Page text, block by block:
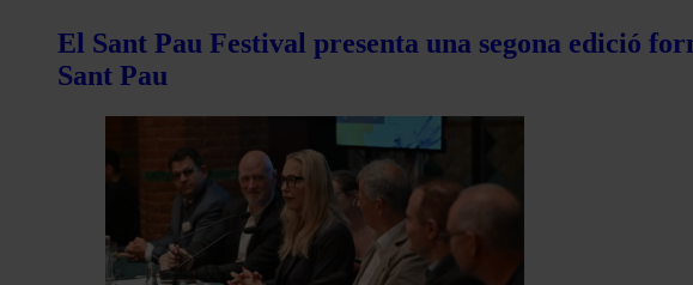
El Sant Pau Festival presenta una segona edició
Sant Pau